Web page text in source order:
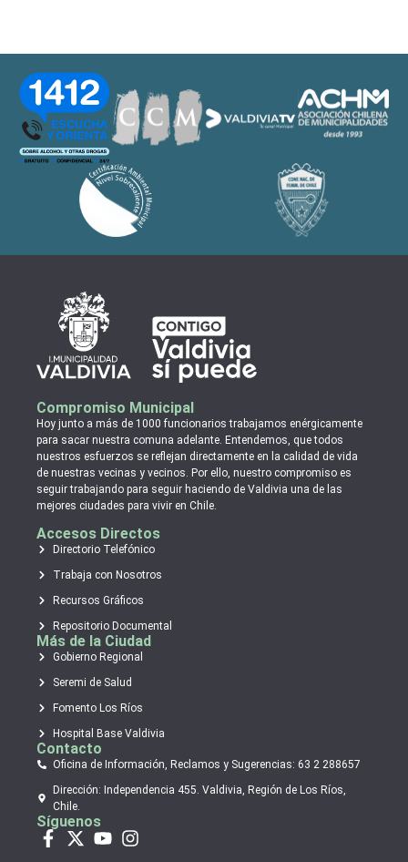
Compromiso Municipal
Hoy junto a más de 1000 funcionarios trabajamos enérgicamente
para sacar nuestra comuna adelante. Entendemos, que todos
nuestros esfuerzos se reflejan directamente en la calidad de vida
de nuestras vecinas y vecinos. Por ello, nuestro compromiso es
seguir trabajando para seguir haciendo de Valdivia una de las
mejores ciudades para vivir en Chile.
Accesos Directos
Directorio Telefónico
Trabaja con Nosotros
Recursos Gráficos
Repositorio Documental
Más de la Ciudad
Gobierno Regional
Seremi de Salud
Fomento Los Ríos
Hospital Base Valdivia
Contacto
Oficina de Información, Reclamos y Sugerencias: 63 2 288657
Dirección: Independencia 455. Valdivia, Región de Los Ríos,
Chile.
Síguenos